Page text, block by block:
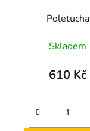
Poletucha
Skladem
610 Kč